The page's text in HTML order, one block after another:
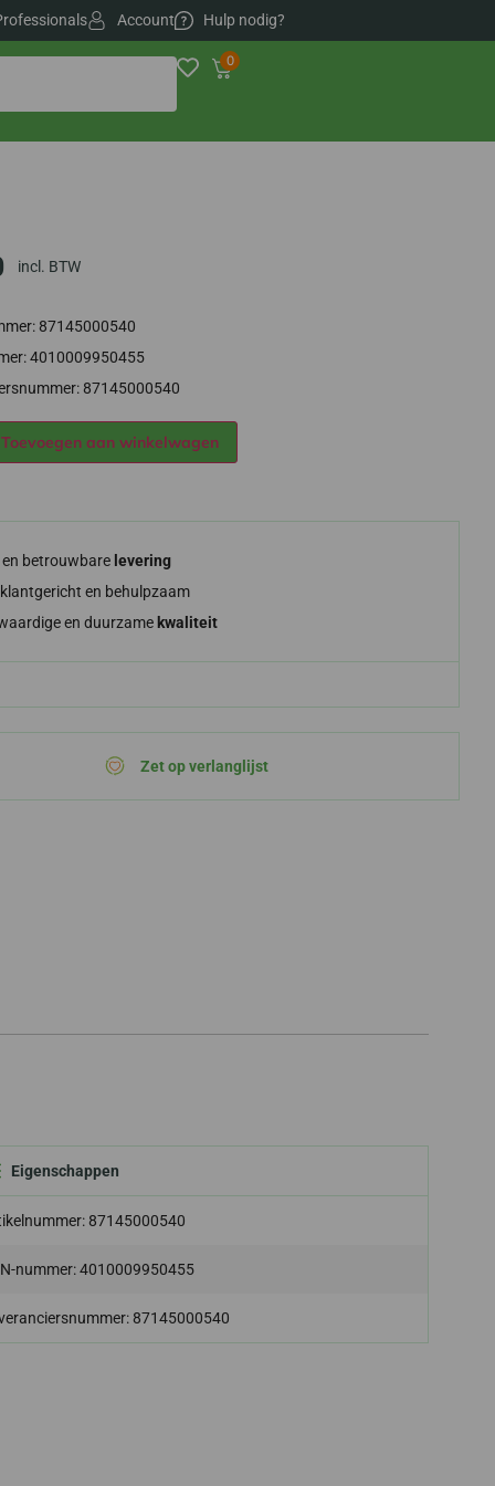
Account Hulp nodig?
0
incl. BTW
87145000540
4010009950455
87145000540
Toevoegen aan winkelwagen
en betrouwbare levering
klantgericht en behulpzaam
en duurzamekwaliteit
Zet op verlanglijst
Eigenschappen
87145000540
nummer: 4010009950455
87145000540